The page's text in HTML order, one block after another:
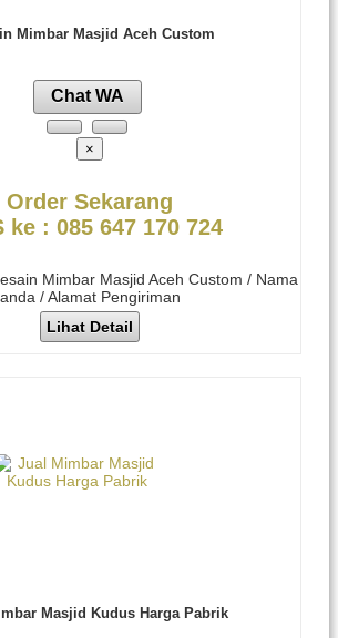
Mimbar Masjid Aceh Custom
Chat WA
×
Order Sekarang
ke : 085 647 170 724
Mimbar Masjid Aceh Custom / Nama
anda / Alamat Pengiriman
Lihat Detail
Masjid Kudus Harga Pabrik